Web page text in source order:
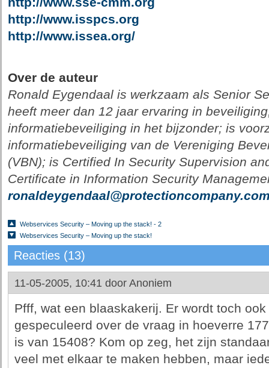
http://www.isspcs.org
http://www.issea.org/
Over de auteur
Ronald Eygendaal is werkzaam als Senior
heeft meer dan 12 jaar ervaring in
informatiebeveiliging in het bijzonder; is
informatiebeveiliging van de Vereniging
(VBN); is Certified In Security Supervision
Certificate in Information Security
Webservices Security – Moving up the stack! - 2
Webservices Security – Moving up the stack!
Reacties (13)
11-05-2005, 10:41 door Anoniem
Pfff, wat een blaaskakerij. Er wordt toch ook
gespeculeerd over de vraag in hoeverre
is van 15408? Kom op zeg, het zijn
veel met elkaar te maken hebben, maar